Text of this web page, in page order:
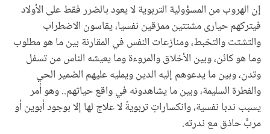
إن الهروب من المسؤولية التربوية لا يعود بالضرر فقط على الأولاد
فيتركهم حيارى مشتتين ممزقين نفسيا، يقاسون الاضطراب
والتشتت والتخبط، ومنازعات النفس في المقارنة بين ما هو مطلوب
وما هو كائن، وبين الأخلاق والمروءة وما يعيشه الناس من تسفل
وتدن، وبين ما يدعوهم إليه الدين ويمليه عليهم الضمير الحي
والفطرة السليمة، وبين ما يشاهدونه في واقع حياتهم.. وهو أمر
يسبب ندبا نفسية، وانكساراتٍ تربويةً لا علاج لها إلا بوجود أبوين أو
مربٍّ حاذق مع ندرته.